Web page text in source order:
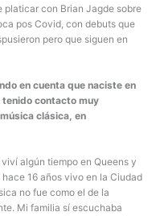
platicar con Brian Jagde sobre
pos Covid, con debuts que
pero que siguen en
en cuenta que naciste en
tenido contacto muy
clásica, en
algún tiempo en Queens y
16 años vivo en la Ciudad
no fue como el de la
Mi familia sí escuchaba